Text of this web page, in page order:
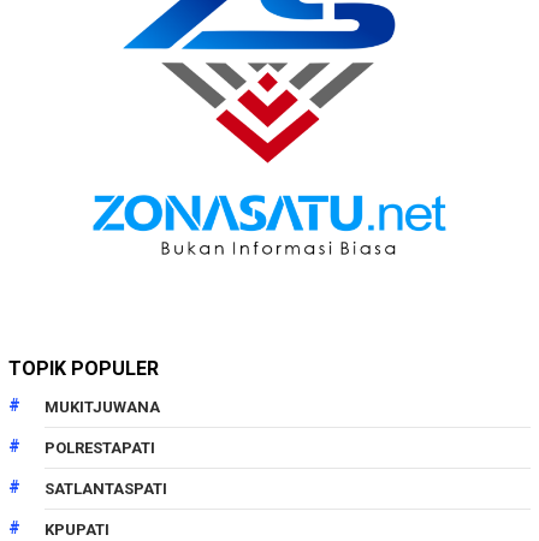
TOPIK POPULER
MUKITJUWANA
POLRESTAPATI
SATLANTASPATI
KPUPATI